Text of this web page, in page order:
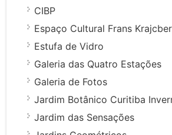
CIBP
Espaço Cultural Frans
Estufa de Vidro
Galeria das Quatro Estações
Galeria de Fotos
Jardim Botânico Curitiba
Jardim das Sensações